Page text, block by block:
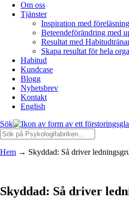
Om oss
Tjänster
Inspiration med
Beteendeförändring med
Resultat med
Skapa resultat för hela
Habitud
Kundcase
Blogg
Nyhetsbrev
Kontakt
English
Sök
Hem → Skyddad: Så driver
Skyddad: Så driver